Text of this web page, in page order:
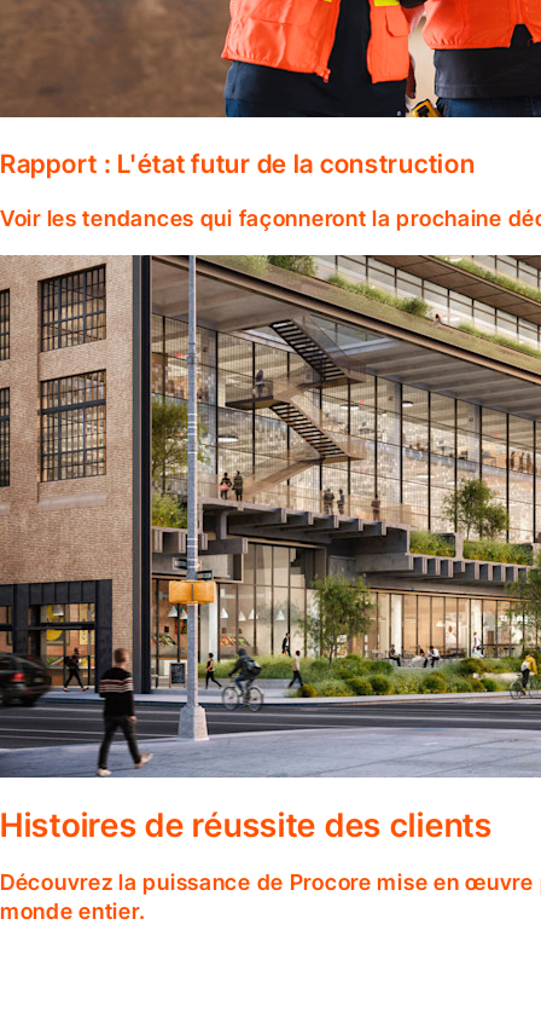
Rapport : L'état futur de la construction
Voir les tendances qui façonneront la prochaine
Histoires de réussite des clients
Découvrez la puissance de Procore mise en
monde entier.